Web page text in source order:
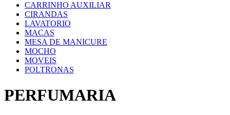
CARRINHO AUXILIAR
CIRANDAS
LAVATORIO
MACAS
MESA DE MANICURE
MOCHO
MOVEIS
POLTRONAS
PERFUMARIA